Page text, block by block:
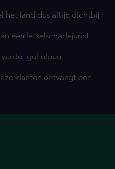
het land dus altijd dichtbij
een letselschadejurist
verder geholpen
klanten ontvangt een